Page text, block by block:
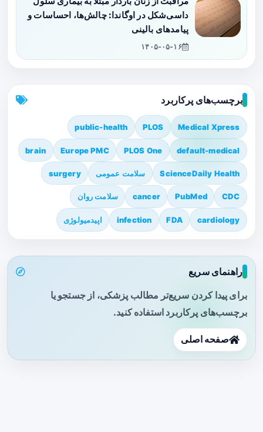
داسی‌شکل در اوگاندا: چالش‌ها، احساسات و
پیامدهای بالینی
۱۴۰۵-۰۵-۱۶
برچسب‌های پرکاربرد
Medical Xpress
PLOS
public-health
default-medical
PLOS One
Europe PMC
brain
ScienceDaily Health سلامت عمومی surgery
CDC
PubMed
cancer سلامت روان
cardiology
FDA
infection اپیدمیولوژی
راهنمای سریع
برای پیدا کردن سریع‌تر مطالب پزشکی، از جستجو یا
برچسب‌های پرکاربرد استفاده کنید.
صفحه اصلی